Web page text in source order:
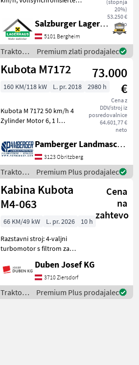
(stopnja
20%)
53.250 €
neto
Gruppen, 2
Lastschaltstufen,
Powershuttle, Bereifung
31x10.50-15, 340/80R24
Salzburger Lagerhaus-Technik
5101 Bergheim
Traktor /
Kubota
Premium zlati prodajalec
Kubota M7172
73.000
€
Cena z
DDV/stroj iz
posredovalnice
64.601,77 €
neto
160 KM/118 kW L. pr. 2018 2980 h
Kubota M 7172 50 km/h 4
Zylinder Motor 6, 1 l
Lastschaltgetriebe 50 km/h
Druckluftbremsanlage
Gefederte Vorderachse
Power - Beyound Anschluss
Aut
Pamberger Landmaschinentechnik GmbH
3123 Obritzberg
Traktor /
Kubota
Premium Plus prodajalec
Kabina Kubota
M4-063
Cena
na
zahtevo
66 KM/49 kW L. pr. 2026
10 h
Razstavni stroj: 4-valjni
turbomotor s filtrom za
Power Shuttle, sistem
Common Rail, način Eco za
hitrost 40 km/h, MHR,
klimatska naprava, črp
Duben Josef KG
3710 Ziersdorf
Traktor /
Kubota
Premium Plus prodajalec